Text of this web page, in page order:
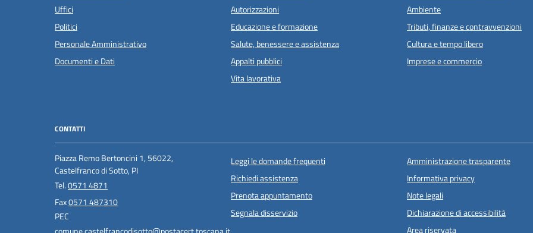
Uffici
Politici
Personale Amministrativo
Documenti e Dati
Autorizzazioni
Educazione e formazione
Salute, benessere e assistenza
Appalti pubblici
Vita lavorativa
Ambiente
Tributi, finanze e contravvenzioni
Cultura e tempo libero
Imprese e commercio
CONTATTI
Piazza Remo Bertoncini 1, 56022,
Castelfranco di Sotto, PI
Tel.0571 4871
Fax0571 487310
PEC
Leggi le domande frequenti
Richiedi assistenza
Prenota appuntamento
Segnala disservizio
Amministrazione trasparente
Informativa privacy
Note legali
Dichiarazione di accessibilità
Area riservata